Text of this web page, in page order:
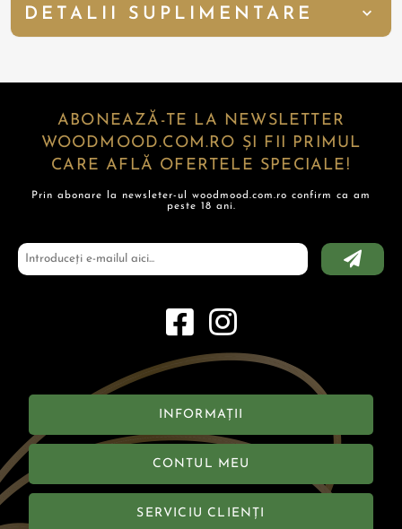
DETALII SUPLIMENTARE
ABONEAZĂ-TE LA NEWSLETTER
WOODMOOD.COM.RO ȘI FII PRIMUL
CARE AFLĂ OFERTELE SPECIALE!
Prin abonare la newsleter-ul woodmood.com.ro confirm ca am
peste 18 ani.
INFORMAȚII
CONTUL MEU
SERVICIU CLIENȚI